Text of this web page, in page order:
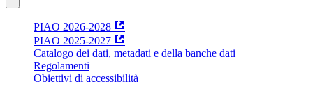
PIAO 2026-2028
PIAO 2025-2027
Catalogo dei dati, metadati e della banche dati
Regolamenti
Obiettivi di accessibilità